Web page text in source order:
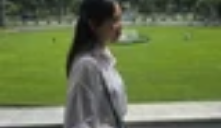
Hồng Huệ
Ngày đăng:01/08/2025
01/08/2025
Theo dõi XTMobile trên